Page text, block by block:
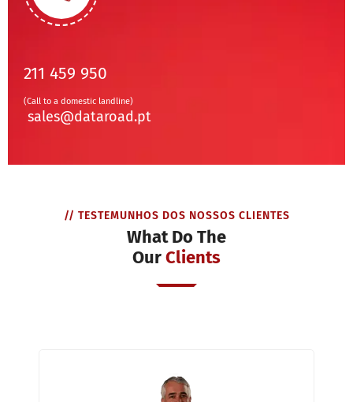
211 459 950
(Call to a domestic landline)
sales@dataroad.pt
// TESTEMUNHOS DOS NOSSOS CLIENTES
What Do The
OurClients